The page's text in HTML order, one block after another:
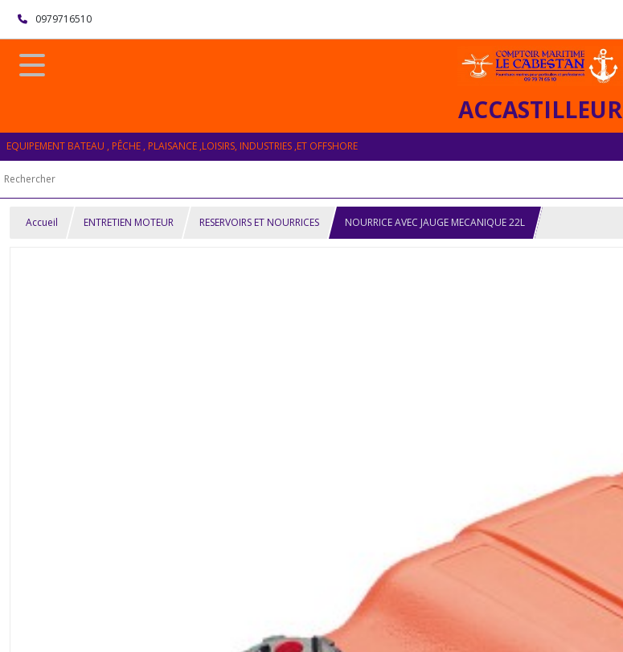
0979716510
ACCASTILLEUR
EQUIPEMENT BATEAU , PÊCHE , PLAISANCE ,LOISIRS, INDUSTRIES ,ET OFFSHORE
Accueil ENTRETIEN MOTEUR RESERVOIRS ET NOURRICES NOURRICE AVEC JAUGE MECANIQUE 22L